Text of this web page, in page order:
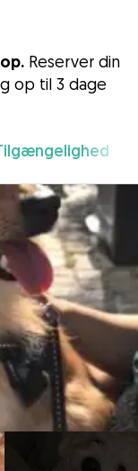
Reserver din
op til 3 dage